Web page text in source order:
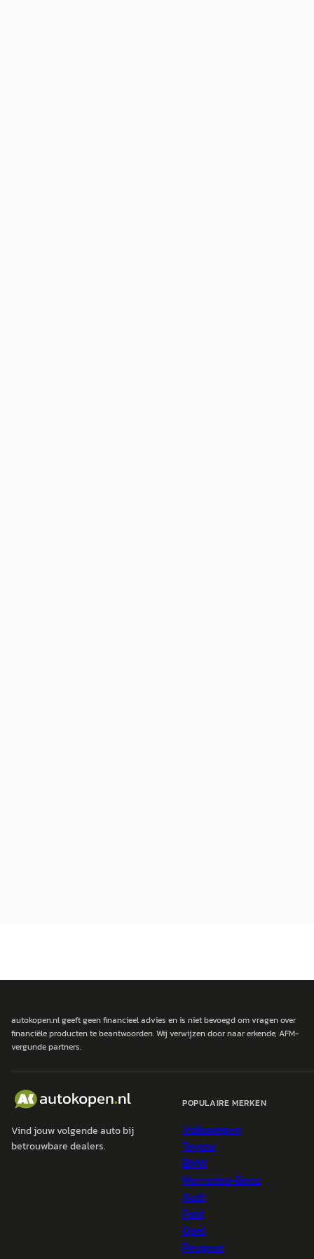
autokopen.nl geeft geen financieel advies en is niet bevoegd om vragen over
financiële producten te beantwoorden. Wij verwijzen door naar erkende, AFM-
vergunde partners.
Vind jouw volgende auto bij
betrouwbare dealers.
POPULAIRE MERKEN
Volkswagen
Toyota
BMW
Mercedes-Benz
Audi
Ford
Opel
Peugeot